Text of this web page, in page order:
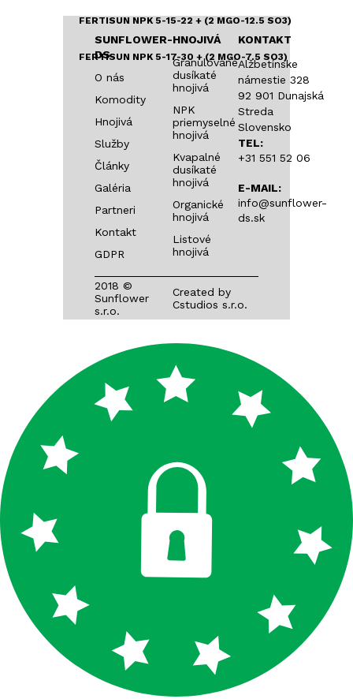
FERTISUN NPK 5-15-22 + (2 MGO-12.5 SO3)
FERTISUN NPK 5-17-30 + (2 MGO-7.5 SO3)
FERTISUN NPK 9-23-23
FERTISUN NPK 8-24-24
FERTISUN NPK 10-21-17
FERTISUN S NPK 16-16-12 + 6S
FERTISUN S NPK 15-15-15 + 5S
FERTISUN S+ NPK 13-13-13 + 10S
FERTISUN S+ NPK 14-8-9 + 14S
FERTISUN S+ NPK 10-13-15 + 10S
FERTISUN S NP 19-26 + 6S
FERTISUN S NP 20-21 + 7S
FERTISUN S + NP 17-15 + 14S
FERTISUN S + NP 16-26 + 10S
MAP 12N 52P
DAP 18N 46P
DRASELNÁ SOĽ 60% KCL
FERTISUN NPK 5-12-22
SUNFLOWER-
DS
O nás
Komodity
Hnojivá
Služby
Články
Galéria
Partneri
Kontakt
GDPR
HNOJIVÁ
Granulované
dusíkaté
hnojivá
NPK
priemyselné
hnojivá
Kvapalné
dusíkaté
hnojivá
Organické
hnojivá
Listové
hnojivá
KONTAKT
Alžbetínske
námestie 328
92 901 Dunajská
Streda
Slovensko
TEL:
+31 551 52 06
E-MAIL:
info@sunflower-
ds.sk
2018 ©
Sunflower
s.r.o.
Created by
Cstudios s.r.o.